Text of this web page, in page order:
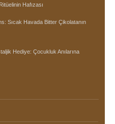
Hafızası
Sıcak Havada Bitter Çikolatanın
Hediye: Çocukluk Anılarına